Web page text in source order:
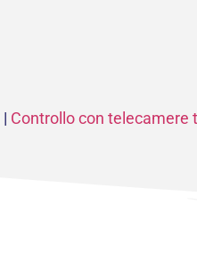
| Controllo con telecamere